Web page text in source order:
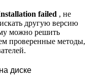
failed , не
другую версию
можно решить
проверенные методы,
диске